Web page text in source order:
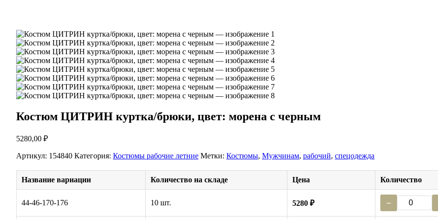
Костюм ЦИТРИН куртка/брюки, цвет: морена с черным
5280,00 ₽
Артикул: 154840 Категория: Костюмы рабочие летние Метки: Костюмы, Мужчинам, рабочий, спецодежда
Название вариации Количество на складе Цена Количество
44-46-170-176 10 шт. 5280 ₽ −